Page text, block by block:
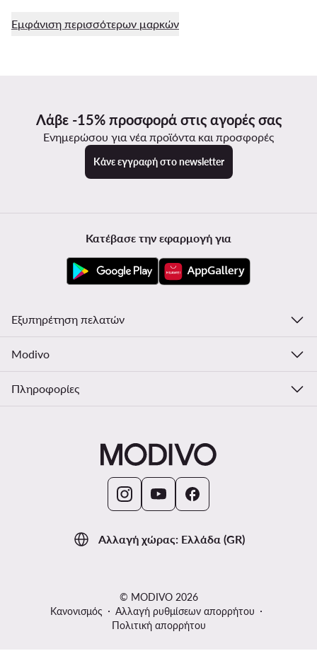
Εμφάνιση περισσότερων μαρκών
Λάβε -15% προσφορά στις αγορές σας
Ενημερώσου για νέα προϊόντα και προσφορές
Κάνε εγγραφή στο newsletter
Αλλαγή χώρας: Ελλάδα (GR)
Κατέβασε την εφαρμογή για
Εξυπηρέτηση πελατών
Modivo
Πληροφορίες
© MODIVO 2026
Κανονισμός
Αλλαγή ρυθμίσεων απορρήτου
Πολιτική απορρήτου